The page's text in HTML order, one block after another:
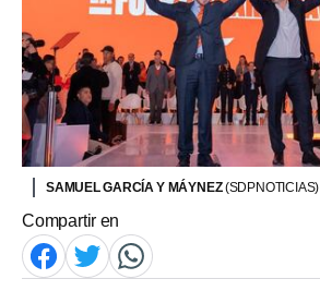
SAMUEL GARCÍA Y MÁYNEZ(SDPNOTICIAS)
Compartir en